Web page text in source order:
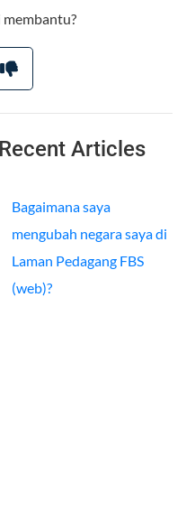
Recent Articles
Bagaimana saya
mengubah negara saya di
Laman Pedagang FBS
(web)?